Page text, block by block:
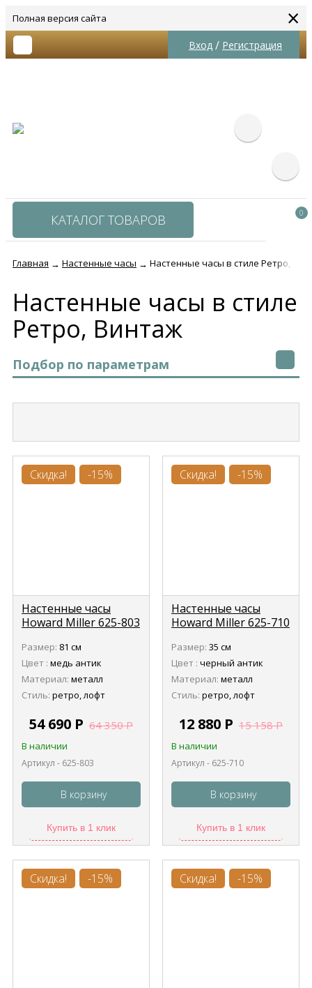
Полная версия сайта ×
Вход / Регистрация
КАТАЛОГ ТОВАРОВ 0
Главная → Настенные часы → Настенные часы в стиле Ретро,
Настенные часы в стиле
Ретро, Винтаж
Подбор по параметрам
Скидка! -15%
Настенные часы
Howard Miller 625-803
Размер: 81 см
Цвет : медь антик
Материал: металл
Стиль: ретро, лофт
54 690 Р 64 350Р
В наличии
Артикул - 625-803
В корзину
Купить в 1 клик
Скидка! -15%
Настенные часы
Howard Miller 625-710
Размер: 35 см
Цвет : черный антик
Материал: металл
Стиль: ретро, лофт
12 880 Р 15 158Р
В наличии
Артикул - 625-710
В корзину
Купить в 1 клик
Скидка! -15% Скидка! -15%